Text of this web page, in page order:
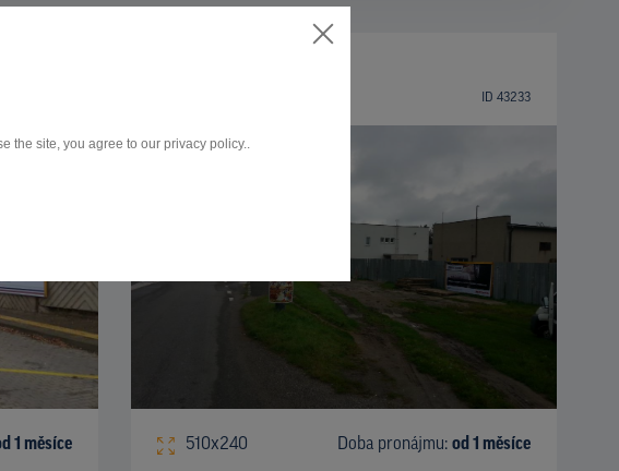
the site, you agree to our privacy policy..
1 měsíce
ID 43233
510x240 Doba pronájmu: od 1 měsíce